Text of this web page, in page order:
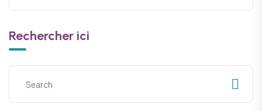
Rechercher ici